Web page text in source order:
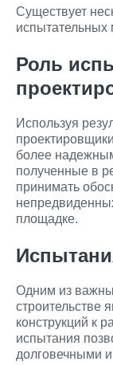
Существует
испытательных
Роль
Используя
более
полученные в
принимать
площадке.
Одним из
строительстве
конструкций к
испытания
долговечными